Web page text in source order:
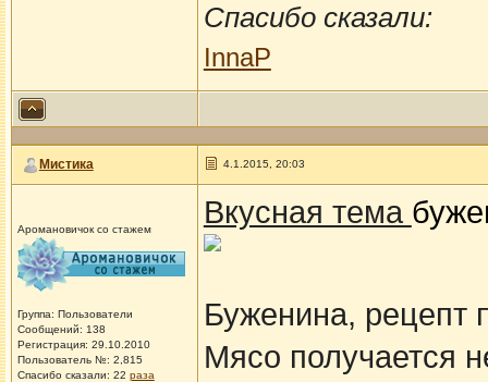
Спасибо сказали:
InnaP
Мистика 4.1.2015, 20:03
Аромановичок со стажем
Группа: Пользователи
Сообщений: 138
Регистрация: 29.10.2010
Пользователь №: 2,815
Спасибо сказали: 22 раза
Вкусная тема
Буженина, рецепт
Мясо получается